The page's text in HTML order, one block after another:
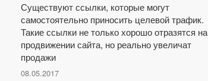
Существуют ссылки, которые могут
самостоятельно приносить целевой трафик.
Такие ссылки не только хорошо отразятся на
продвижении сайта, но реально увеличат
продажи
08.05.2017